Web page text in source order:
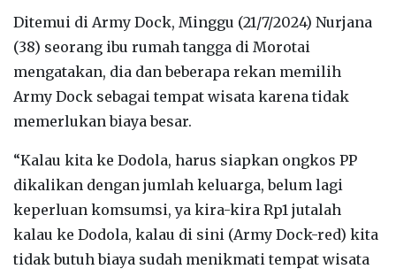
Ditemui di Army Dock, Minggu (21/7/2024) Nurjana
(38) seorang ibu rumah tangga di Morotai
mengatakan, dia dan beberapa rekan memilih
Army Dock sebagai tempat wisata karena tidak
memerlukan biaya besar.
“Kalau kita ke Dodola, harus siapkan ongkos PP
dikalikan dengan jumlah keluarga, belum lagi
keperluan komsumsi, ya kira-kira Rp1 jutalah
kalau ke Dodola, kalau di sini (Army Dock-red) kita
tidak butuh biaya sudah menikmati tempat wisata